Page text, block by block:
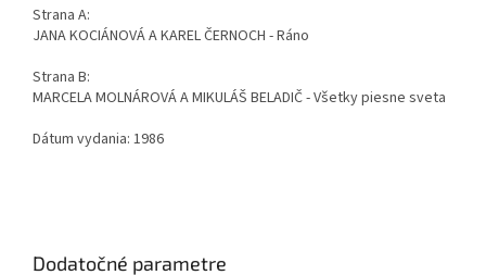
Strana A:
JANA KOCIÁNOVÁ A KAREL ČERNOCH - Ráno
Strana B:
MARCELA MOLNÁROVÁ A MIKULÁŠ BELADIČ - Všetky piesne sveta
Dátum vydania: 1986
Dodatočné parametre